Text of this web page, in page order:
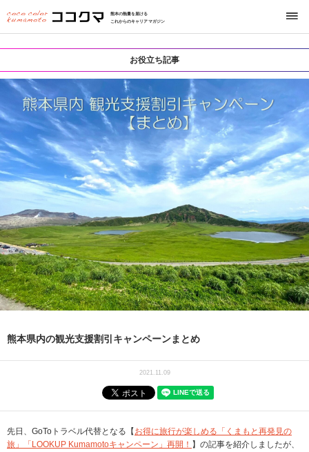
熊本の熱量を届ける
これからのキャリアマガジン
お役立ち記事
熊本県内の観光支援割引キャンペーンまとめ
2021.11.09
先日、GoToトラベル代替となる【 お得に旅行が楽しめる「くまもと再発見の
旅」「LOOKUP Kumamotoキャンペーン」再開！ 】の記事を紹介しましたが、